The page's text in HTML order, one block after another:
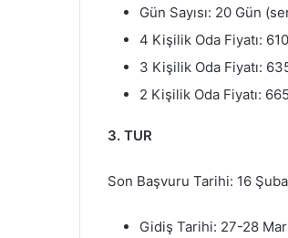
Gün Sayısı: 20 Gün
4 Kişilik Oda Fiyatı:
3 Kişilik Oda Fiyatı:
2 Kişilik Oda Fiyatı:
3. TUR
Son Başvuru Tarihi: 16
Gidiş Tarihi: 27-28